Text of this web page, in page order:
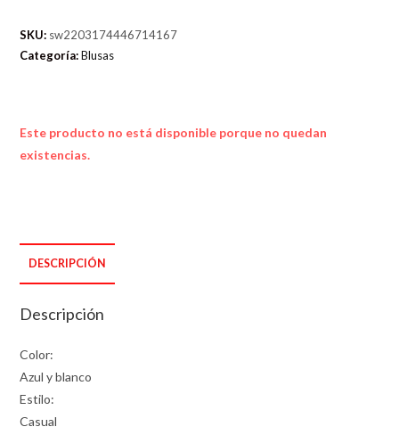
SKU: sw2203174446714167
Categoría:Blusas
Este producto no está disponible porque no quedan
existencias.
DESCRIPCIÓN
Descripción
Color:
Azul y blanco
Estilo:
Casual